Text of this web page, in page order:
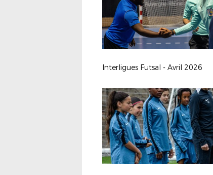
Interligues Futsal - Avril 2026